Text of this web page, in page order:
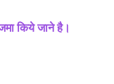
किये जाने है।